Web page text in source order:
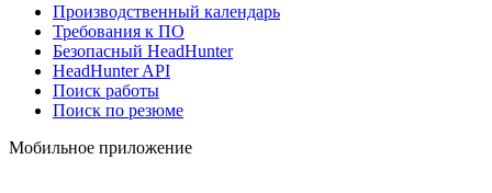
Производственный календарь
Требования к ПО
Безопасный HeadHunter
HeadHunter API
Поиск работы
Поиск по резюме
Мобильное приложение